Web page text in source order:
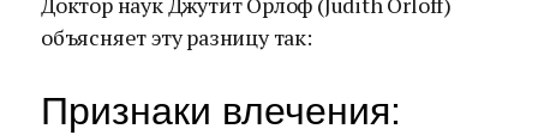
объясняет эту разницу так:
Признаки влечения: